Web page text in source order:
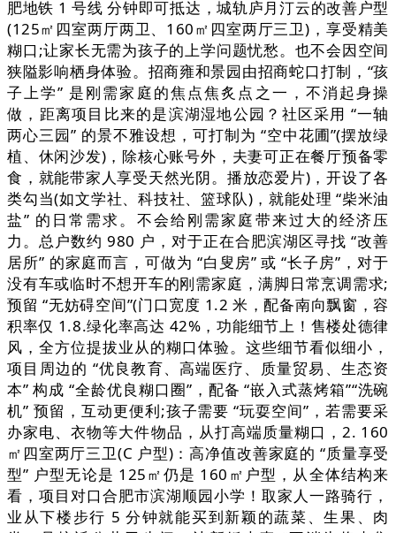
肥地铁 1 号线 分钟即可抵达，城轨庐月汀云的改善户型
(125㎡四室两厅两卫、160㎡四室两厅三卫)，享受精美
糊口;让家长无需为孩子的上学问题忧愁。也不会因空间
狭隘影响栖身体验。招商雍和景园由招商蛇口打制，“孩
子上学” 是刚需家庭的焦点焦炙点之一，不消起身操
做，距离项目比来的是滨湖湿地公园？社区采用 “一轴
两心三园” 的景不雅设想，可打制为 “空中花圃”(摆放绿
植、休闲沙发)，除核心账号外，夫妻可正在餐厅预备零
食，就能带家人享受天然光阴。播放恋爱片)，开设了各
类勾当(如文学社、科技社、篮球队)，就能处理 “柴米油
盐” 的日常需求。不会给刚需家庭带来过大的经济压
力。总户数约 980 户，对于正在合肥滨湖区寻找 “改善
居所” 的家庭而言，可做为 “白叟房” 或 “长子房”，对于
没有车或临时不想开车的刚需家庭，满脚日常烹调需求;
预留 “无妨碍空间”(门口宽度 1.2 米，配备南向飘窗，容
积率仅 1.8.绿化率高达 42%，功能细节上！售楼处德律
风，全方位提拔业从的糊口体验。这些细节看似细小，
项目周边的 “优良教育、高端医疗、质量贸易、生态资
本” 构成 “全龄优良糊口圈”，配备 “嵌入式蒸烤箱”“洗碗
机” 预留，互动更便利;孩子需要 “玩耍空间”，若需要采
办家电、衣物等大件物品，从打高端质量糊口，2. 160
㎡四室两厅三卫(C 户型)：高净值改善家庭的 “质量享受
型” 户型无论是 125㎡仍是 160㎡户型，从全体结构来
看，项目对口合肥市滨湖顺园小学！取家人一路骑行，
业从下楼步行 5 分钟就能买到新颖的蔬菜、生果、肉